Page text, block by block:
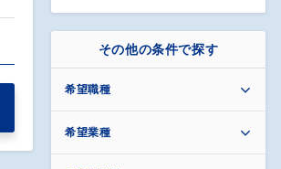
その他の条件で探す
希望職種
希望業種